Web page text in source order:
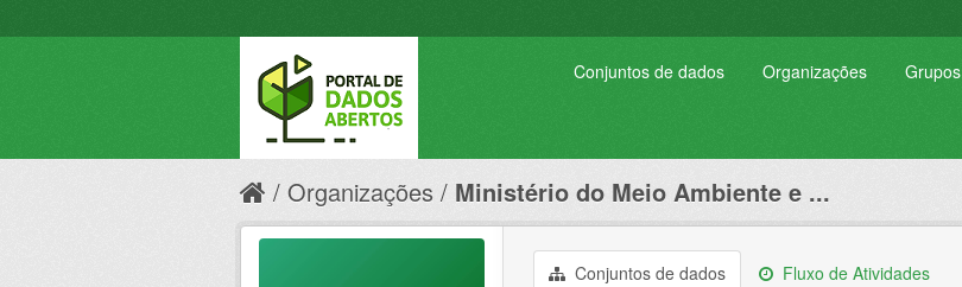
Conjuntos de dados Organizações Grupos
Organizações Ministério do Meio Ambiente e ...
Conjuntos de dados Fluxo de Atividades